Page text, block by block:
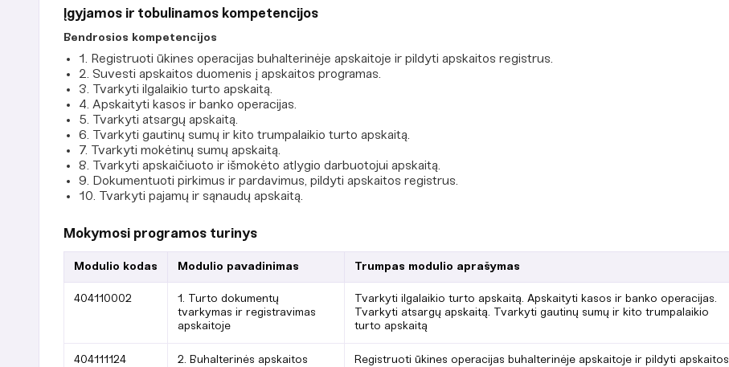
Įgyjamos ir tobulinamos kompetencijos
Bendrosios kompetencijos
1. Registruoti ūkines operacijas buhalterinėje apskaitoje ir pildyti apskaitos registrus.
2. Suvesti apskaitos duomenis į apskaitos programas.
3. Tvarkyti ilgalaikio turto apskaitą.
4. Apskaityti kasos ir banko operacijas.
5. Tvarkyti atsargų apskaitą.
6. Tvarkyti gautinų sumų ir kito trumpalaikio turto apskaitą.
7. Tvarkyti mokėtinų sumų apskaitą.
8. Tvarkyti apskaičiuoto ir išmokėto atlygio darbuotojui apskaitą.
9. Dokumentuoti pirkimus ir pardavimus, pildyti apskaitos registrus.
10. Tvarkyti pajamų ir sąnaudų apskaitą.
Mokymosi programos turinys
Modulio kodas Modulio pavadinimas Trumpas modulio aprašymas
404110002
1. Turto dokumentų
tvarkymas ir registravimas
apskaitoje
Tvarkyti ilgalaikio turto apskaitą. Apskaityti kasos ir banko operacijas.
Tvarkyti atsargų apskaitą. Tvarkyti gautinų sumų ir kito trumpalaikio
turto apskaitą
404111124
2. Buhalterinės apskaitos
Registruoti ūkines operacijas buhalterinėje apskaitoje ir pildyti apskaitos